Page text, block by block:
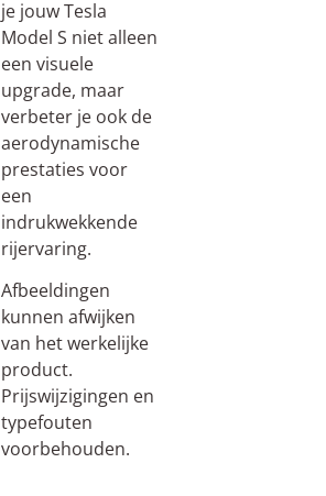
je jouw Tesla
Model S niet alleen
een visuele
upgrade, maar
verbeter je ook de
aerodynamische
prestaties voor
een
indrukwekkende
rijervaring.
Afbeeldingen
kunnen afwijken
van het werkelijke
product.
Prijswijzigingen en
typefouten
voorbehouden.